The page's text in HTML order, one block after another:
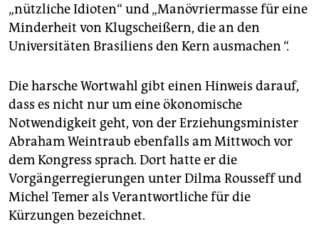
„nützliche Idioten“ und „Manövriermasse für eine
Minderheit von Klugscheißern, die an den
Universitäten Brasiliens den Kern ausmachen “.
Die harsche Wortwahl gibt einen Hinweis darauf,
dass es nicht nur um eine ökonomische
Notwendigkeit geht, von der Erziehungsminister
Abraham Weintraub ebenfalls am Mittwoch vor
dem Kongress sprach. Dort hatte er die
Vorgängerregierungen unter Dilma Rousseff und
Michel Temer als Verantwortliche für die
Kürzungen bezeichnet.